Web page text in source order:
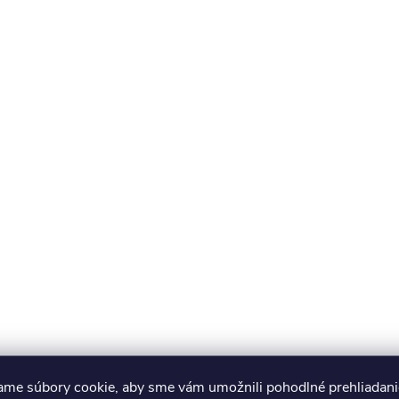
súbory cookie, aby sme vám umožnili pohodlné